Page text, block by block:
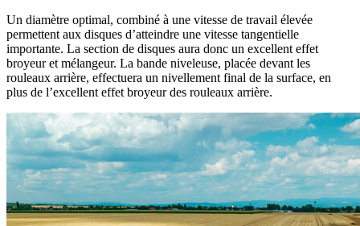
Un diamètre optimal, combiné à une vitesse de travail élevée
permettent aux disques d’atteindre une vitesse tangentielle
importante. La section de disques aura donc un excellent effet
broyeur et mélangeur. La bande niveleuse, placée devant les
rouleaux arrière, effectuera un nivellement final de la surface, en
plus de l’excellent effet broyeur des rouleaux arrière.